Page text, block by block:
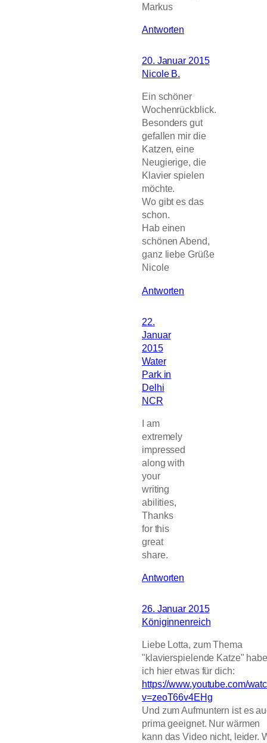
Markus
Antworten
20. Januar 2015
Nicole B.
Ein schöner
Wochenrückblick.
Besonders gut
gefallen mir die
Katzen, eine
Neugierige, die
Klavier spielen
möchte.
Wo gibt es das
schon.
Hab einen
schönen Abend,
ganz liebe Grüße
Nicole
Antworten
22.
Januar
2015
Water
Park in
Delhi
NCR
I am
extremely
impressed
along with
your
writing
abilities,
Thanks
for this
great
share.
Antworten
26. Januar 2015
Königinnenreich
Liebe Lotta, zum Thema
"klavierspielende Katze"
ich hier etwas für dich:
https://www.youtube.com/
v=zeoT66v4EHg
Und zum Aufmuntern ist es
prima geeignet. Nur wärmen
kann das Video nicht, leider.